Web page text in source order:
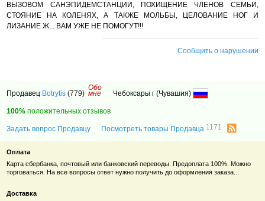
ВЫЗОВОМ САНЭПИДЕМСТАНЦИИ, ПОХИЩЕНИЕ ЧЛЕНОВ СЕМЬИ,
СТОЯНИЕ НА КОЛЕНЯХ, А ТАКЖЕ МОЛЬБЫ, ЦЕЛОВАНИЕ НОГ И
ЛИЗАНИЕ Ж... ВАМ УЖЕ НЕ ПОМОГУТ!!!
Сообщить о нарушении
Продавец Botrytis (779)
Обо
мне Чебоксары г (Чувашия)
100% положительных отзывов
Задать вопрос Продавцу Посмотреть товары Продавца 1171
Оплата
Карта сбербанка, почтовый или банковский переводы. Предоплата 100%. Можно
торговаться. На все вопросы ответ нужно получить до оформления заказа...
Доставка